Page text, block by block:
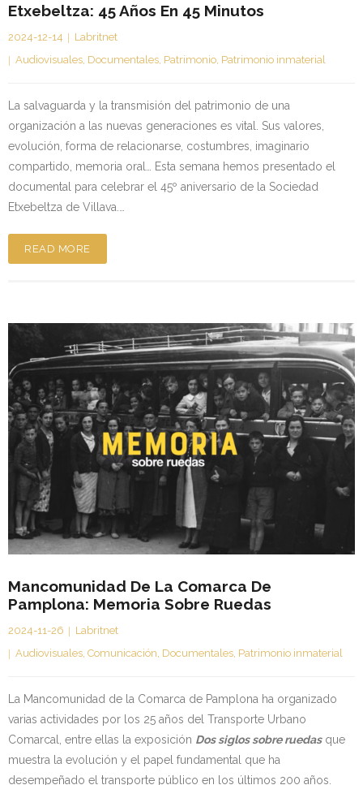
Etxebeltza: 45 Años En 45 Minutos
2024-12-14
Labritnet
Audiovisuales Documentales Patrimonio Patrimonio inmaterial
La salvaguarda y la transmisión del patrimonio de una
organización a las nuevas generaciones es vital. Sus valores,
evolución, forma de relacionarse, costumbres, imaginario
compartido, memoria oral… Esta semana hemos presentado el
documental para celebrar el 45º aniversario de la Sociedad
Etxebeltza de Villava.…
READ MORE
Mancomunidad De La Comarca De
Pamplona: Memoria Sobre Ruedas
2024-11-26
Labritnet
Audiovisuales Comunicación Documentales Patrimonio inmaterial
La Mancomunidad de la Comarca de Pamplona ha organizado
varias actividades por los 25 años del Transporte Urbano
Comarcal, entre ellas la exposición Dos siglos sobre ruedasque
muestra la evolución y el papel fundamental que ha
desempeñado el transporte público en los últimos 200 años.